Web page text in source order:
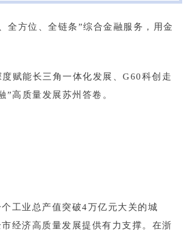
全方位、全链条”综合金融服务，用金
赋能长三角一体化发展、G60科创走
高质量发展苏州答卷。
工业总产值突破4万亿元大关的城
经济高质量发展提供有力支撑。在浙